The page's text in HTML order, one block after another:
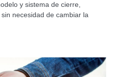
y sistema de cierre,
necesidad de cambiar la